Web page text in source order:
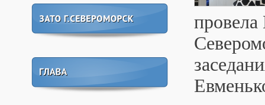
провела